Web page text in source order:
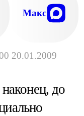
20.01.2009
Макс
до